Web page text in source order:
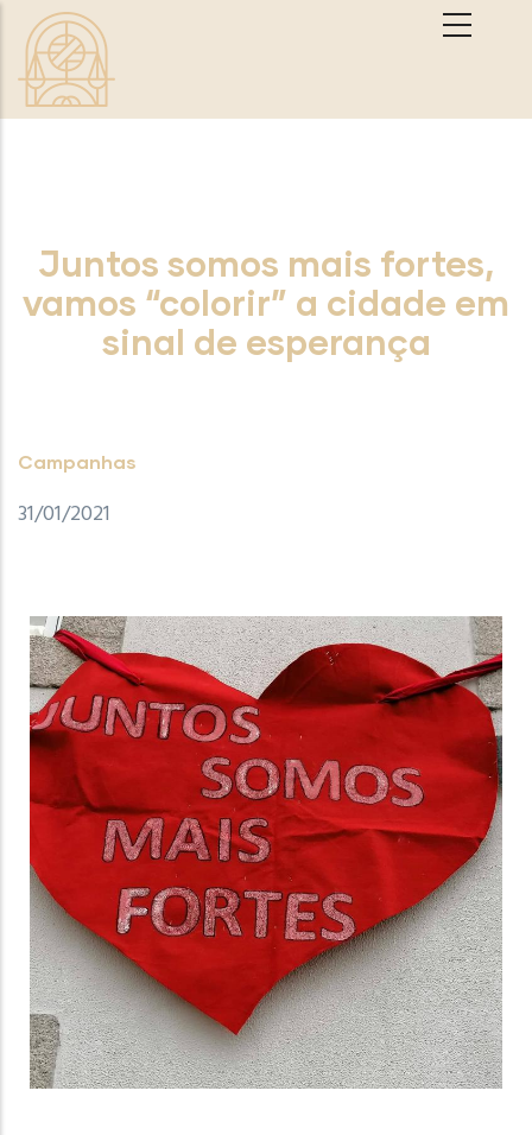
Passar para o conteúdo principal
Juntos somos mais fortes,
vamos “colorir” a cidade em
sinal de esperança
Campanhas
31/01/2021